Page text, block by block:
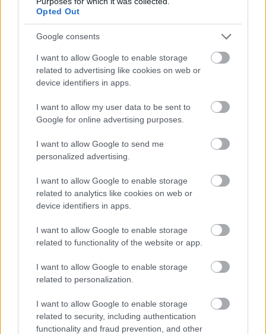
Opted Out
Google consents
I want to allow Google to enable storage
related to advertising like cookies on web or
device identifiers in apps.
I want to allow my user data to be sent to
Google for online advertising purposes.
I want to allow Google to send me
personalized advertising.
I want to allow Google to enable storage
related to analytics like cookies on web or
device identifiers in apps.
I want to allow Google to enable storage
related to functionality of the website or app.
I want to allow Google to enable storage
related to personalization.
I want to allow Google to enable storage
related to security, including authentication
functionality and fraud prevention, and other
Fából épül Budakeszi új óvodája
Gyárleállításokkal és átszervezett
termeléssel tehermentesíti a
villamosenergia-rendszert a STRABAG
HÍRLEVÉL
E-mail cím
Feliratkozom a hírlevélre és elfogadom az
adatvédelmi
szabályzatot!